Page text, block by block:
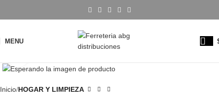
MENU
Inicio HOGAR Y LIMPIEZA